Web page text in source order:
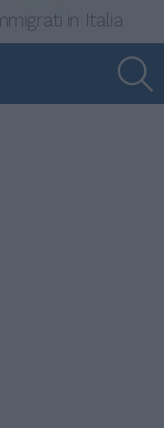
in Italia